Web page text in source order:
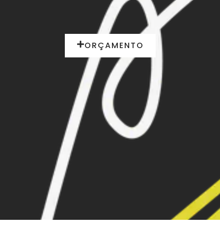
ORÇAMENTO